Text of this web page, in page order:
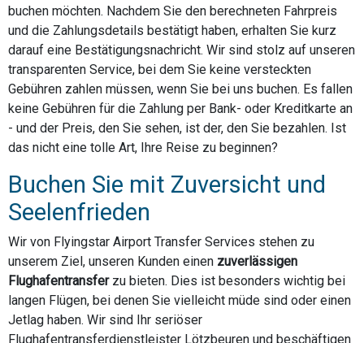
buchen möchten. Nachdem Sie den berechneten Fahrpreis
und die Zahlungsdetails bestätigt haben, erhalten Sie kurz
darauf eine Bestätigungsnachricht. Wir sind stolz auf unseren
transparenten Service, bei dem Sie keine versteckten
Gebühren zahlen müssen, wenn Sie bei uns buchen. Es fallen
keine Gebühren für die Zahlung per Bank- oder Kreditkarte an
- und der Preis, den Sie sehen, ist der, den Sie bezahlen. Ist
das nicht eine tolle Art, Ihre Reise zu beginnen?
Buchen Sie mit Zuversicht und
Seelenfrieden
Wir von Flyingstar Airport Transfer Services stehen zu
unserem Ziel, unseren Kunden einen zuverlässigen
Flughafentransferzu bieten. Dies ist besonders wichtig bei
langen Flügen, bei denen Sie vielleicht müde sind oder einen
Jetlag haben. Wir sind Ihr seriöser
Flughafentransferdienstleister Lötzbeuren und beschäftigen